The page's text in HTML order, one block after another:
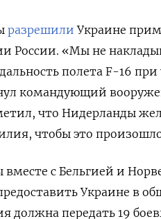
разрешили Украине
России. «Мы не
полета F-16
командующий
что Нидерланды
чтобы это
с Бельгией и
Украине в
должна передать 19